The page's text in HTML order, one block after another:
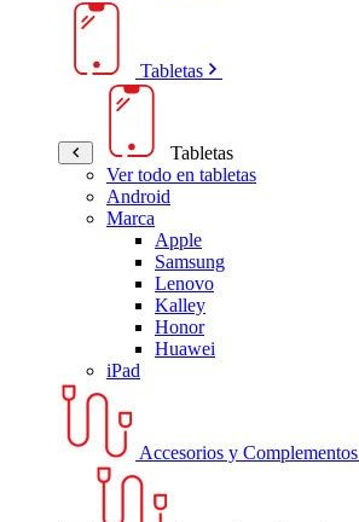
Tabletas
Tabletas
Ver todo en tabletas
Android
Marca
Apple
Samsung
Lenovo
Kalley
Honor
Huawei
iPad
Accesorios y Complementos